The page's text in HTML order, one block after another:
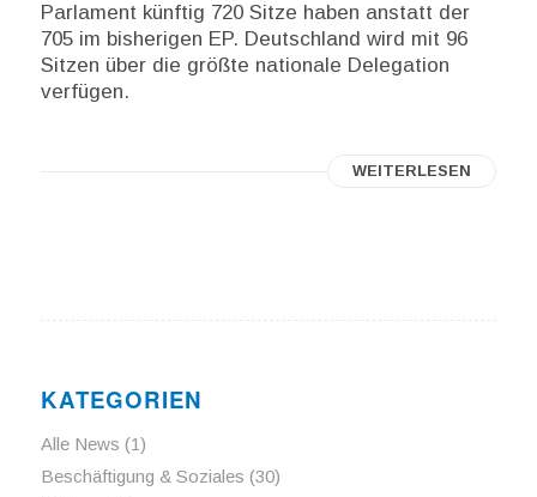
Parlament künftig 720 Sitze haben anstatt der
705 im bisherigen EP. Deutschland wird mit 96
Sitzen über die größte nationale Delegation
verfügen.
WEITERLESEN
KATEGORIEN
Alle News (1)
Beschäftigung & Soziales (30)